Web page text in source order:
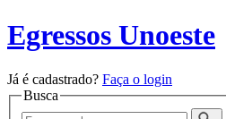
Egressos Unoeste
Já é cadastrado? Faça o login
Busca